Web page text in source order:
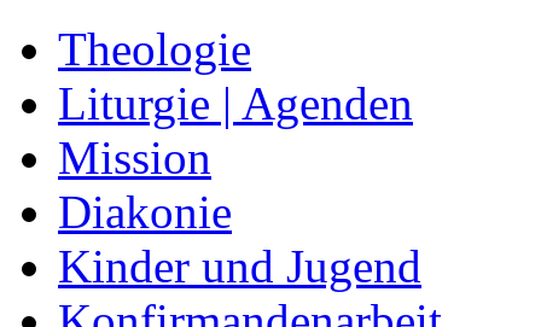
Theologie
Liturgie | Agenden
Mission
Diakonie
Kinder und Jugend